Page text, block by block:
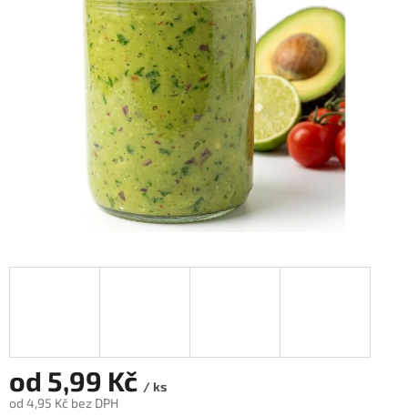
hvězdiček.
od 5,99 Kč / ks
od 4,95 Kč bez DPH